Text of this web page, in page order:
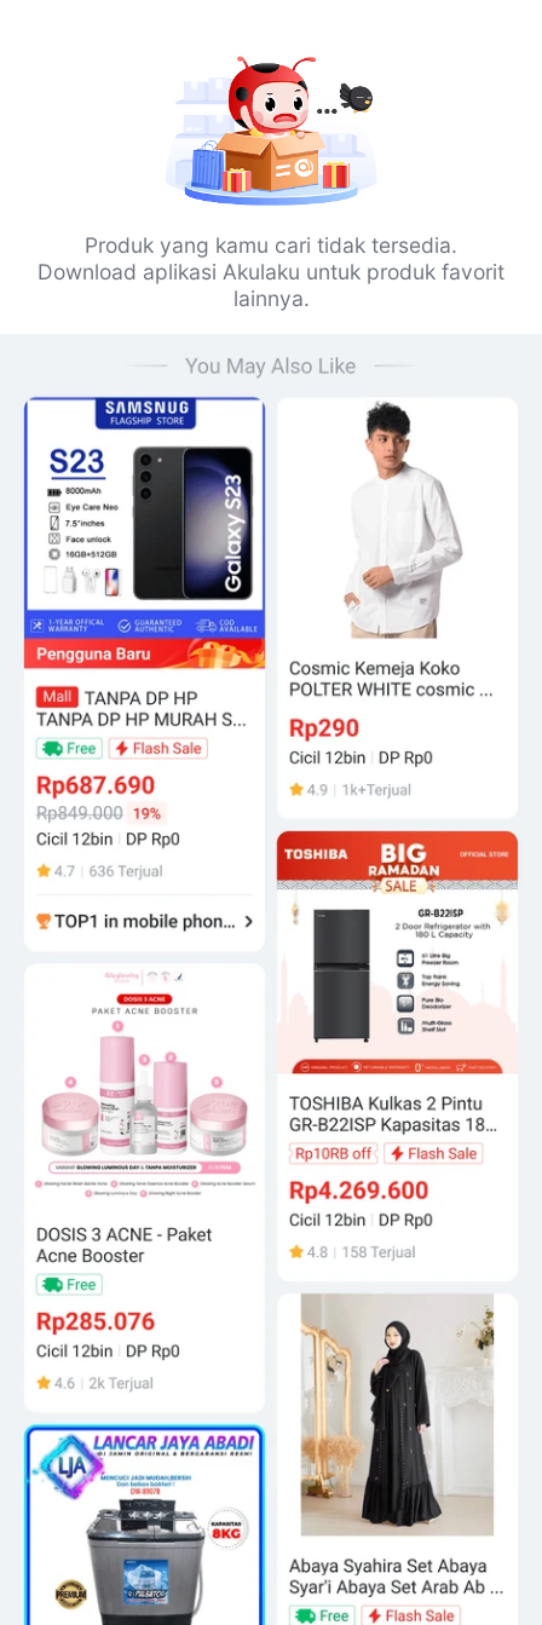
Produk yang kamu cari tidak tersedia.
Download aplikasi Akulaku untuk produk favorit
lainnya.